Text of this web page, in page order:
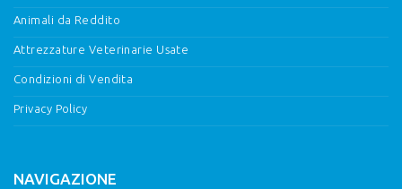
Animali da Reddito
Attrezzature Veterinarie Usate
Condizioni di Vendita
Privacy Policy
NAVIGAZIONE